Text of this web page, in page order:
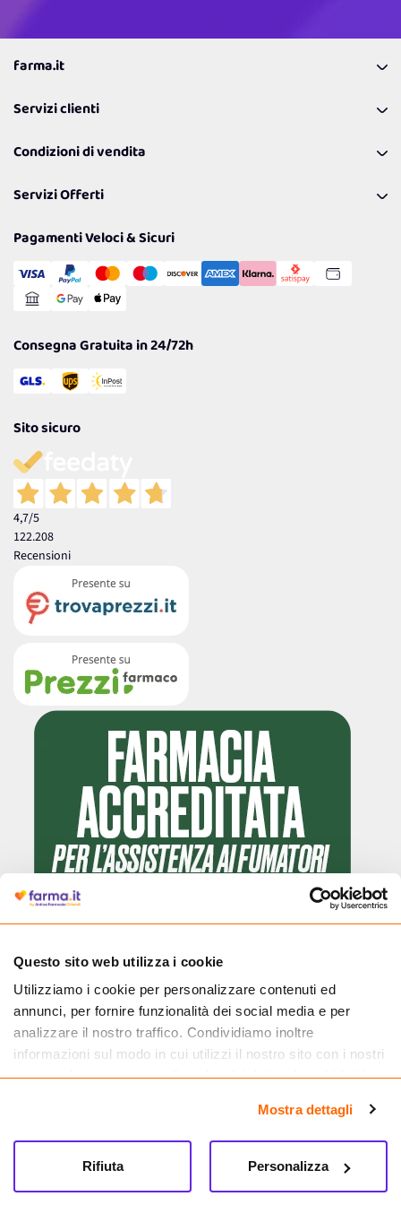
Questo sito web utilizza i cookie
Utilizziamo i cookie per personalizzare contenuti ed
annunci, per fornire funzionalità dei social media e per
analizzare il nostro traffico. Condividiamo inoltre
informazioni sul modo in cui utilizzi il nostro sito con i nostri
partner che si occupano di analisi dei dati web, pubblicità e
informazioni che hai fornito loro o che hanno raccolto dal
tuo utilizzo dei loro servizi.
Mostra dettagli
Personalizza
Rifiuta
farma.it
Coupon
Lavora con noi
Politiche per la parità di genere
Servizi clienti
Richiamami
Resi
Condizioni di vendita
Spedizioni
Cookie Policy
Gestisci Cookie
Servizi Offerti
Reso Facile e Veloce
Pagamenti Veloci & Sicuri
Consegna Gratuita in 24/72h
Sito sicuro
4,7/5
122.208
Recensioni
Cliccando il badge, puoi verificare che Farma.it è un'entità regolarmente
autorizzata dal Ministero della Salute a effettuare la vendita online di
medicinali.